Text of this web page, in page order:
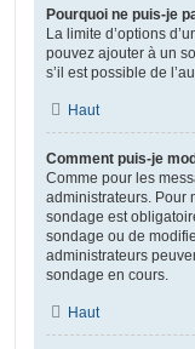
Pourquoi ne puis-je
La limite d’options
pouvez ajouter à un
s’il est possible de
Haut
Comment puis-je
Comme pour les
administrateurs. Pour
sondage est
sondage ou de
administrateurs
sondage en cours.
Haut